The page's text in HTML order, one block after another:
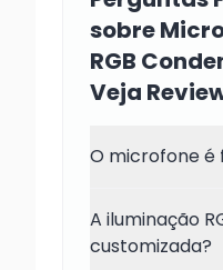
sobre
RGB
Veja
O microfone é
A iluminação
customizada?